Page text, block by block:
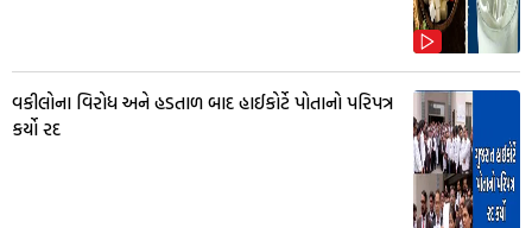
વકીલોના વિરોધ અને હડતાળ બાદ હાઈકોર્ટે પોતાનો પરિપત્ર
કર્યો રદ